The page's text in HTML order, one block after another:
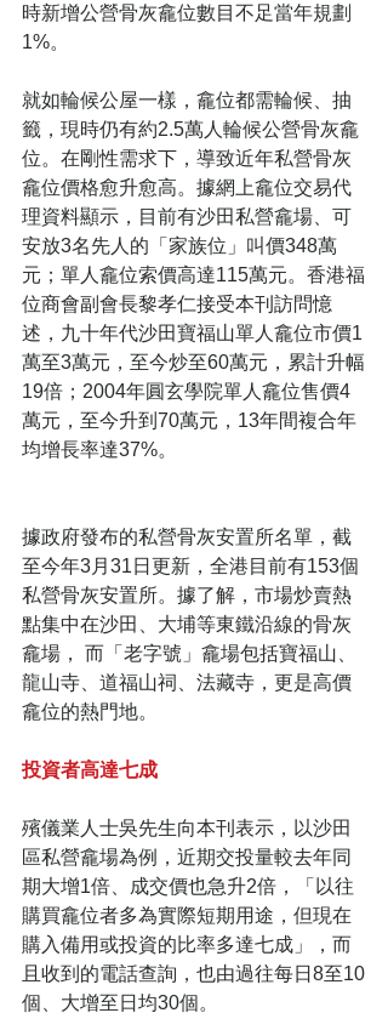
時新增公營骨灰龕位數目不足當年規劃
1%。
就如輪候公屋一樣，龕位都需輪候、抽
籤，現時仍有約2.5萬人輪候公營骨灰龕
位。在剛性需求下，導致近年私營骨灰
龕位價格愈升愈高。據網上龕位交易代
理資料顯示，目前有沙田私營龕場、可
安放3名先人的「家族位」叫價348萬
元；單人龕位索價高達115萬元。香港福
位商會副會長黎孝仁接受本刊訪問憶
述，九十年代沙田寶福山單人龕位市價1
萬至3萬元，至今炒至60萬元，累計升幅
19倍；2004年圓玄學院單人龕位售價4
萬元，至今升到70萬元，13年間複合年
均增長率達37%。
據政府發布的私營骨灰安置所名單，截
至今年3月31日更新，全港目前有153個
私營骨灰安置所。據了解，市場炒賣熱
點集中在沙田、大埔等東鐵沿線的骨灰
龕場， 而「老字號」龕場包括寶福山、
龍山寺、道福山祠、法藏寺，更是高價
龕位的熱門地。
投資者高達七成
殯儀業人士吳先生向本刊表示，以沙田
區私營龕場為例，近期交投量較去年同
期大增1倍、成交價也急升2倍，「以往
購買龕位者多為實際短期用途，但現在
購入備用或投資的比率多達七成」，而
且收到的電話查詢，也由過往每日8至10
個、大增至日均30個。